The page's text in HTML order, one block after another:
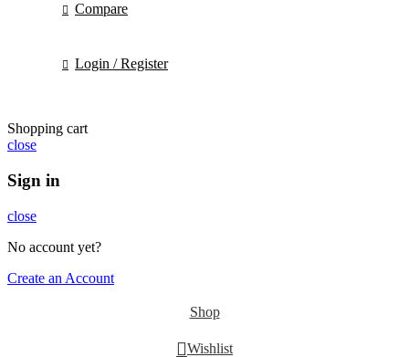
Compare
Login / Register
Shopping cart
close
Sign in
close
No account yet?
Create an Account
Shop
Wishlist